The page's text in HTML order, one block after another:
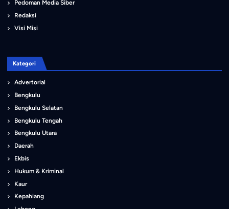
Pedoman Media Siber
Redaksi
Visi Misi
Kategori
Advertorial
Bengkulu
Bengkulu Selatan
Bengkulu Tengah
Bengkulu Utara
Daerah
Ekbis
Hukum & Kriminal
Kaur
Kepahiang